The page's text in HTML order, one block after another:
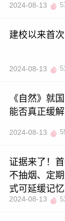
2024-08-13
建校以来首
2024-08-13
《自然》就
能否真正缓解
2024-08-13
证据来了！
不抽烟、定
式可延缓记
2024-08-13